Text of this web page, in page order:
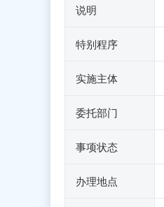
说明
特别程序
实施主体
委托部门
事项状态
办理地点